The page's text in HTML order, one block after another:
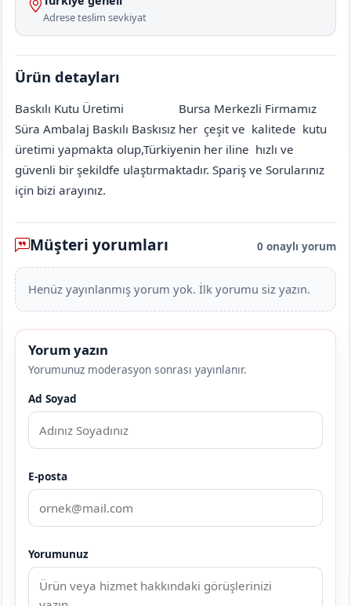
Adrese teslim sevkiyat
Ürün detayları
Baskılı Kutu Üretimi
Bursa Merkezli Firmamız
Süra Ambalaj Baskılı Baskısız her çeşit ve kalitede kutu
üretimi yapmakta olup,Türkiyenin her iline hızlı ve
güvenli bir şekildfe ulaştırmaktadır. Spariş ve Sorularınız
için bizi arayınız.
Müşteri yorumları 0 onaylı yorum
Henüz yayınlanmış yorum yok. İlk yorumu siz yazın.
Yorum yazın
Yorumunuz moderasyon sonrası yayınlanır.
Ad Soyad
E-posta
Yorumunuz